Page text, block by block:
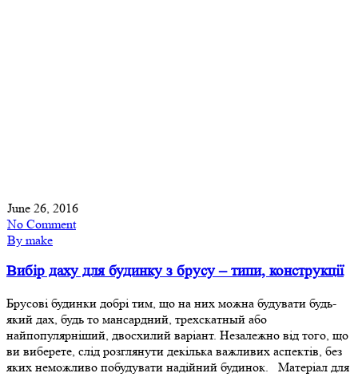
June 26, 2016
No Comment
By make
Вибір даху для будинку з брусу – типи, конструкції
Брусові будинки добрі тим, що на них можна будувати будь-
який дах, будь то мансардний, трехскатный або
найпопулярніший, двосхилий варіант. Незалежно від того, що
ви виберете, слід розглянути декілька важливих аспектів, без
яких неможливо побудувати надійний будинок. Матеріал для